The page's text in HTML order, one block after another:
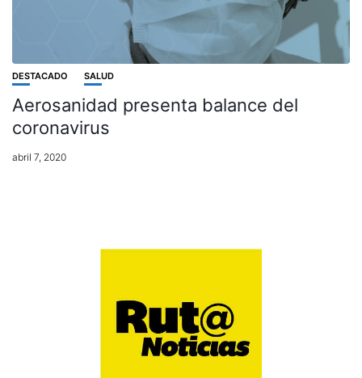
DESTACADO SALUD
Aerosanidad presenta balance del
coronavirus
abril 7, 2020